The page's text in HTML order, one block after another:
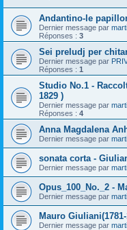
Andantino-le
Dernier message par
Réponses : 3
Sei preludj per
Dernier message par
Réponses : 1
Studio No.1 -
1829 )
Dernier message par
Réponses : 4
Anna Magdalena
Dernier message par
sonata corta -
Dernier message par
Opus_100_No._2 -
Dernier message par
Mauro
Dernier message par